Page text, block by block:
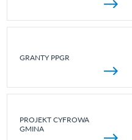
GRANTY PPGR
PROJEKT CYFROWA
GMINA